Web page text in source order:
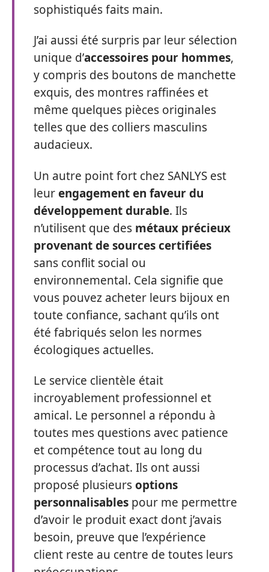
sophistiqués faits main.
J’ai aussi été surpris par leur sélection
unique d’accessoires pour hommes,
y compris des boutons de manchette
exquis, des montres raffinées et
même quelques pièces originales
telles que des colliers masculins
audacieux.
Un autre point fort chez SANLYS est
leurengagement en faveur du
développement durable. Ils
n’utilisent que des métaux précieux
provenant de sources certifiées
sans conflit social ou
environnemental. Cela signifie que
vous pouvez acheter leurs bijoux en
toute confiance, sachant qu’ils ont
été fabriqués selon les normes
écologiques actuelles.
Le service clientèle était
incroyablement professionnel et
amical. Le personnel a répondu à
toutes mes questions avec patience
et compétence tout au long du
processus d’achat. Ils ont aussi
proposé plusieursoptions
personnalisables pour me permettre
d’avoir le produit exact dont j’avais
besoin, preuve que l’expérience
client reste au centre de toutes leurs